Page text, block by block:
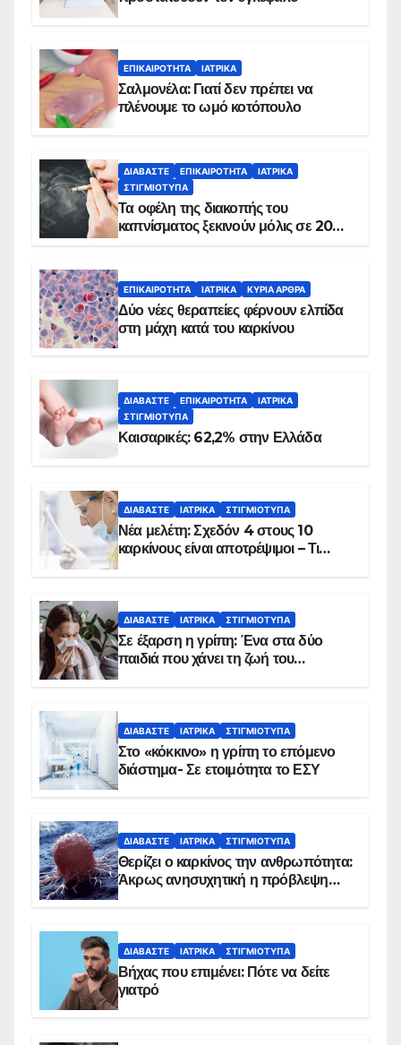
ΕΠΙΚΑΙΡΌΤΗΤΑ ΙΑΤΡΙΚΆ
Σαλμονέλα: Γιατί δεν πρέπει να
πλένουμε το ωμό κοτόπουλο
ΔΙΑΒΆΣΤΕ ΕΠΙΚΑΙΡΌΤΗΤΑ
ΙΑΤΡΙΚΆ
ΣΤΙΓΜΙΌΤΥΠΑ
Τα οφέλη της διακοπής του
καπνίσματος ξεκινούν μόλις σε 20
ΕΠΙΚΑΙΡΌΤΗΤΑ ΙΑΤΡΙΚΆ ΚΥΡΙΑ ΑΡΘΡΑ
Δύο νέες θεραπείες φέρνουν ελπίδα
στη μάχη κατά του καρκίνου
ΔΙΑΒΆΣΤΕ ΕΠΙΚΑΙΡΌΤΗΤΑ
ΙΑΤΡΙΚΆ
ΣΤΙΓΜΙΌΤΥΠΑ
Καισαρικές: 62,2% στην Ελλάδα
ΔΙΑΒΆΣΤΕ ΙΑΤΡΙΚΆ ΣΤΙΓΜΙΌΤΥΠΑ
Νέα μελέτη: Σχεδόν 4 στους 10
καρκίνους είναι αποτρέψιμοι – Τι
ΔΙΑΒΆΣΤΕ ΙΑΤΡΙΚΆ ΣΤΙΓΜΙΌΤΥΠΑ
Σε έξαρση η γρίπη: Ένα στα δύο
παιδιά που χάνει τη ζωή του
ΔΙΑΒΆΣΤΕ ΙΑΤΡΙΚΆ ΣΤΙΓΜΙΌΤΥΠΑ
Στο «κόκκινο» η γρίπη το επόμενο
διάστημα- Σε ετοιμότητα το ΕΣΥ
ΔΙΑΒΆΣΤΕ ΙΑΤΡΙΚΆ ΣΤΙΓΜΙΌΤΥΠΑ
Θερίζει ο καρκίνος την ανθρωπότητα:
Άκρως ανησυχητική η πρόβλεψη…
ΔΙΑΒΆΣΤΕ ΙΑΤΡΙΚΆ ΣΤΙΓΜΙΌΤΥΠΑ
Βήχας που επιμένει: Πότε να δείτε
γιατρό